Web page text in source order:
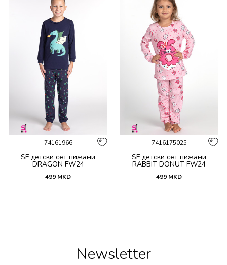
74161966
SF детски сет пижами
DRAGON FW24
499 MKD
7416175025
SF детски сет пижами
RABBIT DONUT FW24
499 MKD
Newsletter